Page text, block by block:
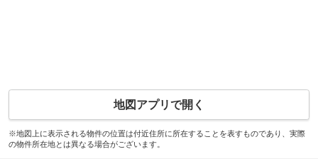
地図アプリで開く
※地図上に表示される物件の位置は付近住所に所在することを表すものであり、実際
の物件所在地とは異なる場合がございます。